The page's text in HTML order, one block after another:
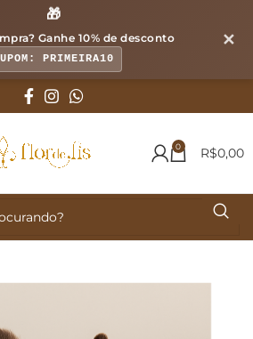
🎁
Ganhe 10% de desconto
PRIMEIRA10
✕
0 R$0,00